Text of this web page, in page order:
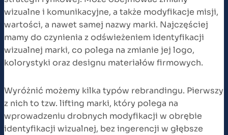
wizualne i komunikacyjne, a także modyfikacje misji,
wartości, a nawet samej nazwy marki. Najczęściej
mamy do czynienia z odświeżeniem identyfikacji
wizualnej marki, co polega na zmianie jej logo,
kolorystyki oraz designu materiałów firmowych.
Wyróżnić możemy kilka typów rebrandingu. Pierwszy
z nich to tzw. lifting marki, który polega na
wprowadzeniu drobnych modyfikacji w obrębie
identyfikacji wizualnej, bez ingerencji w głębsze